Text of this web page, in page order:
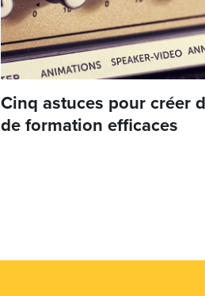
Cinq astuces pour créer
de formation efficaces